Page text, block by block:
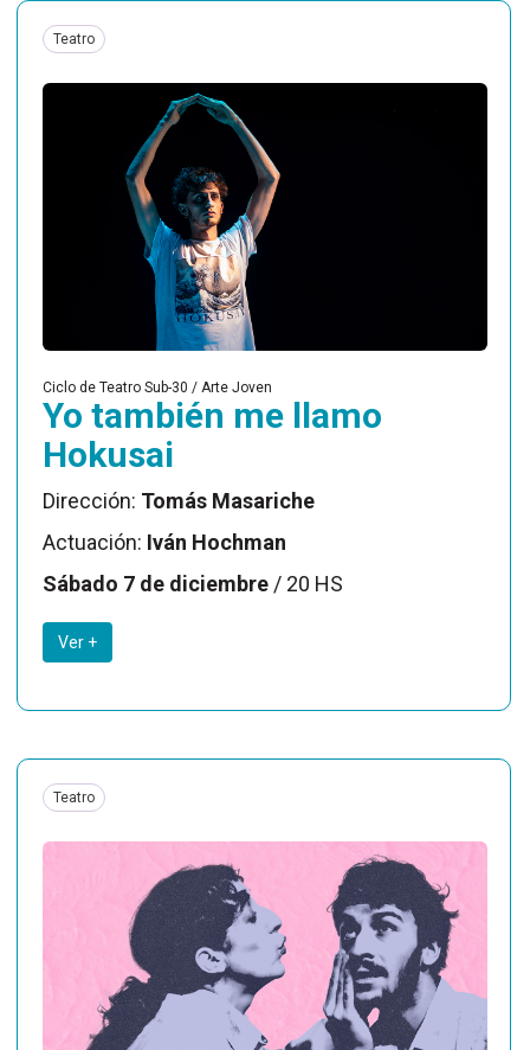
Teatro
Ciclo de Teatro Sub-30 / Arte Joven
Yo también me llamo
Hokusai
Dirección: Tomás Masariche
Actuación: Iván Hochman
Sábado 7 de diciembre / 20 HS
Ver +
Teatro